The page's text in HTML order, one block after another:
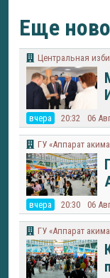
Еще
Центральная
вчера 20:32 06
ГУ «Аппарат
вчера 20:30 06
ГУ «Аппарат